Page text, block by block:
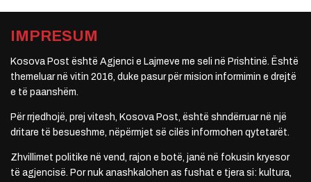
IMPRESUM
Kosova Post është Agjenci e Lajmeve me seli në Prishtinë. Është
themeluar në vitin 2016, duke pasur për mision informimin e drejtë
e të paanshëm.
Për rrjedhojë, prej vitesh, Kosova Post, është shndërruar në një
dritare të besueshme, nëpërmjet së cilës informohen qytetarët.
Zhvillimet politike në vend, rajon e botë, janë në fokusin kryesor
të agjencisë. Por nuk anashkalohen as fushat e tjera si: kultura,